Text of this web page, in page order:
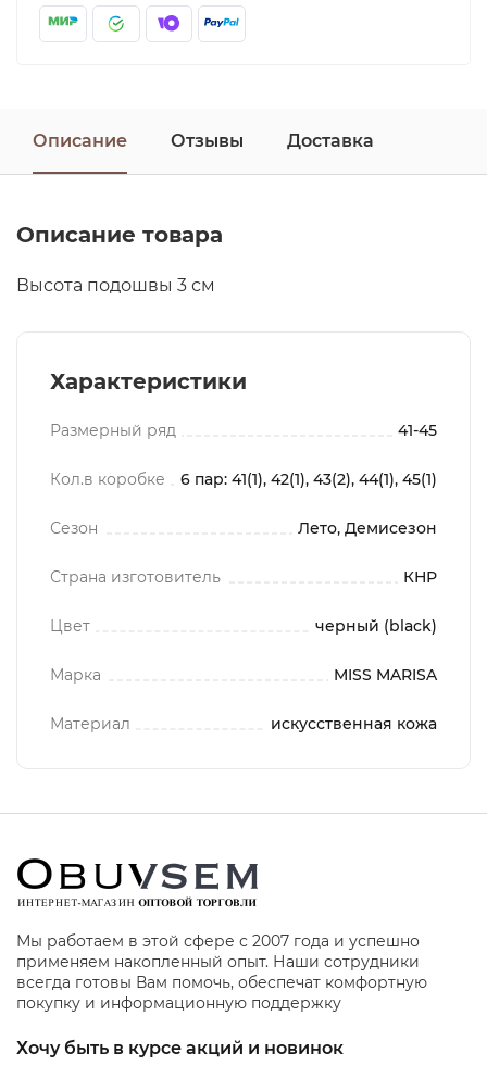
Описание Отзывы Доставка
Описание товара
Высота подошвы 3 см
Характеристики
Размерный ряд 41-45
Кол.в коробке 6 пар: 41(1), 42(1), 43(2), 44(1), 45(1)
Сезон Лето, Демисезон
Страна изготовитель КНР
Цвет черный (black)
Марка MISS MARISA
Материал искусственная кожа
Мы работаем в этой сфере с 2007 года и успешно
применяем накопленный опыт. Наши сотрудники
всегда готовы Вам помочь, обеспечат комфортную
покупку и информационную поддержку
Хочу быть в курсе акций и новинок